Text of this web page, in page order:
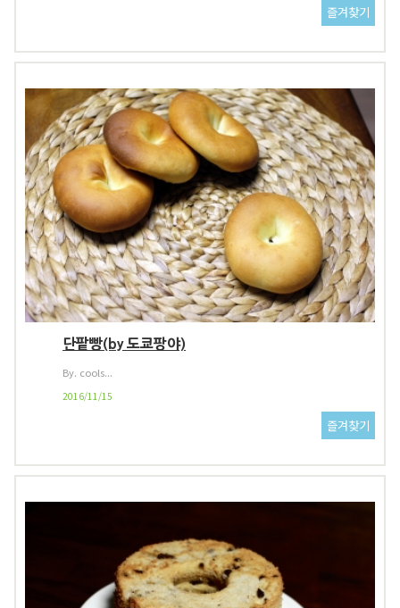
단팥빵(by 도쿄팡야)
By. cools...
2016/11/15